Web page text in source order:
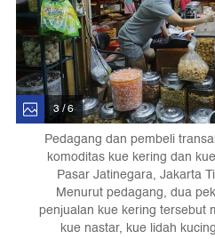
3 / 6
Pedagang dan pembeli
komoditas kue kering dan
Pasar Jatinegara, Jakarta
Menurut pedagang, dua
penjualan kue kering tersebut
kue nastar, kue lidah